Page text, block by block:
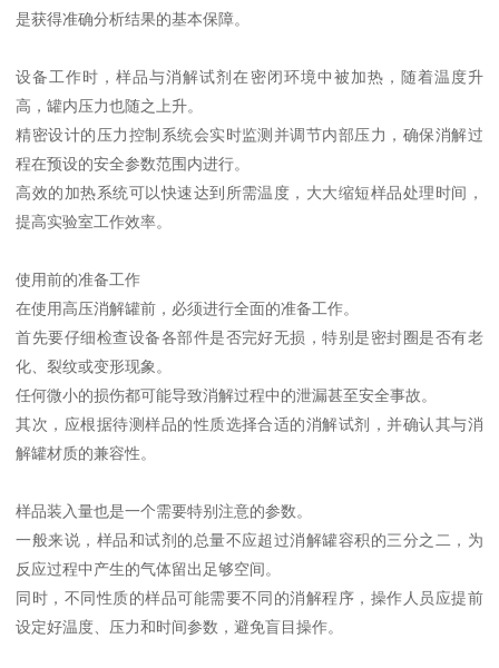
是获得准确分析结果的基本保障。
设备工作时，样品与消解试剂在密闭环境中被加热，随着温度升
高，罐内压力也随之上升。
精密设计的压力控制系统会实时监测并调节内部压力，确保消解过
程在预设的安全参数范围内进行。
高效的加热系统可以快速达到所需温度，大大缩短样品处理时间，
提高实验室工作效率。
使用前的准备工作
在使用高压消解罐前，必须进行全面的准备工作。
首先要仔细检查设备各部件是否完好无损，特别是密封圈是否有老
化、裂纹或变形现象。
任何微小的损伤都可能导致消解过程中的泄漏甚至安全事故。
其次，应根据待测样品的性质选择合适的消解试剂，并确认其与消
解罐材质的兼容性。
样品装入量也是一个需要特别注意的参数。
一般来说，样品和试剂的总量不应超过消解罐容积的三分之二，为
反应过程中产生的气体留出足够空间。
同时，不同性质的样品可能需要不同的消解程序，操作人员应提前
设定好温度、压力和时间参数，避免盲目操作。